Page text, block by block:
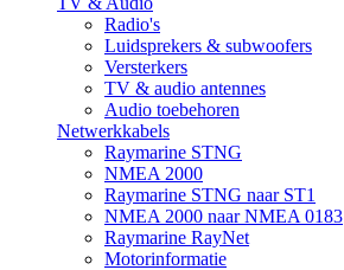
Radio's
Luidsprekers & subwoofers
Versterkers
TV & audio antennes
Audio toebehoren
Netwerkkabels
Raymarine STNG
NMEA 2000
Raymarine STNG naar ST1
NMEA 2000 naar NMEA 0183
Raymarine RayNet
Motorinformatie